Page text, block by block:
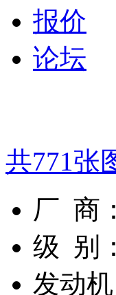
报价
论坛
共771张
厂 商：
级 别：
发动机